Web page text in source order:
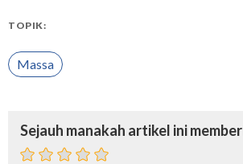
TOPIK:
Massa
Sejauh manakah artikel ini